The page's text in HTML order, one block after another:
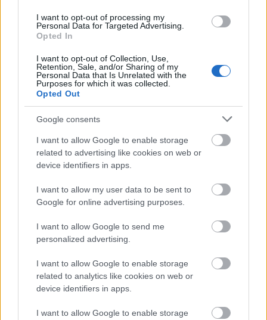
I want to opt-out of processing my
Personal Data for Targeted Advertising.
Opted In
I want to opt-out of Collection, Use,
Retention, Sale, and/or Sharing of my
Personal Data that Is Unrelated with the
Purposes for which it was collected.
Opted Out
Google consents
I want to allow Google to enable storage
related to advertising like cookies on web or
device identifiers in apps.
I want to allow my user data to be sent to
Google for online advertising purposes.
I want to allow Google to send me
personalized advertising.
I want to allow Google to enable storage
related to analytics like cookies on web or
device identifiers in apps.
I want to allow Google to enable storage
Ismét ismerkedés Helsinkivel, de
most a belvárostól kicsit távolabb
Temppeliaukio templom, Regatta, Sibelius park
és szobor, Olimpiai stadion, Finlandia csarnok,
HAM kortárs kiállítás, majd egy laza
kerékpározás a tengerparton
Húsimádó•2020. július 27.
Ahogy a címből és az alcímből is látjátok, a keddi
nap is az intenzív séta, majd egy könnyedebb
kerékpározás jegyében telt. Reggel úgy ...